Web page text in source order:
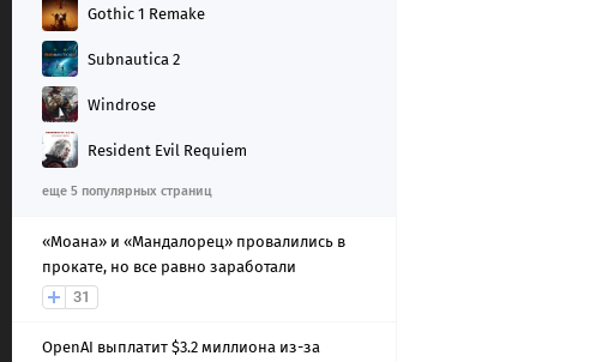
Gothic 1 Remake
Subnautica 2
Windrose
Resident Evil Requiem
еще 5 популярных страниц
«Моана» и «Мандалорец» провалились в
прокате, но все равно заработали
31
OpenAI выплатит $3.2 миллиона из-за